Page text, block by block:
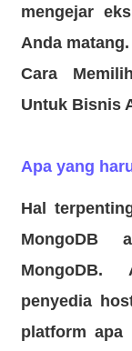
mengejar
Anda matang.
Cara
Untuk Bisnis
Apa yang
Hal
MongoDB
MongoDB.
penyedia
platform apa